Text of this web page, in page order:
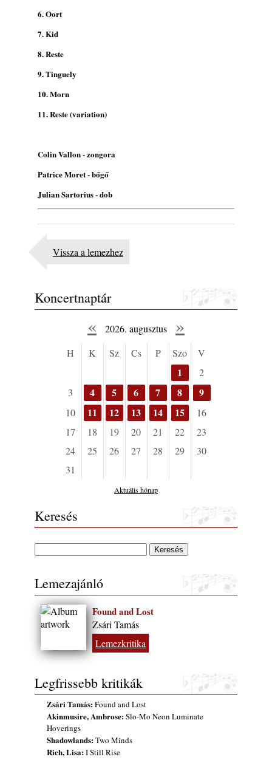
6. Oort
7. Kid
8. Reste
9. Tinguely
10. Morn
11. Reste (variation)
Colin Vallon - zongora
Patrice Moret - bőgő
Julian Sartorius - dob
Vissza a lemezhez
Koncertnaptár
« 2026. augusztus »
H K Sz Cs P Szo V
1
2
3
4 5 6 7 8 9
10 11 12 13 14 15
16
17
18 19 20 21 22
23
24
25 26 27 28 29
30
31
Aktuális hónap
Keresés
Lemezajánló
Found and Lost
Zsári Tamás
Lemezkritika
Legfrissebb kritikák
Zsári Tamás:Found and Lost
Akinmusire, Ambrose:Slo-Mo Neon Luminate
Hoverings
Shadowlands:Two Minds
Rich, Lisa:I Still Rise